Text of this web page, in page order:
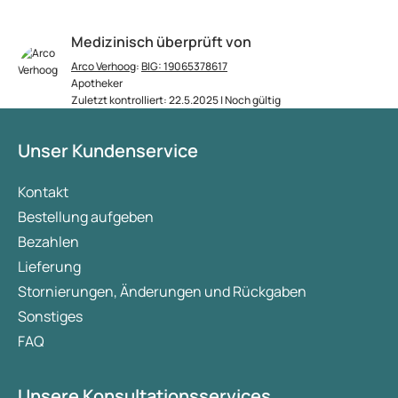
Medizinisch überprüft von
Arco Verhoog:BIG: 19065378617
Apotheker
Zuletzt kontrolliert: 22.5.2025 | Noch gültig
Unser Kundenservice
Kontakt
Bestellung aufgeben
Bezahlen
Lieferung
Stornierungen, Änderungen und Rückgaben
Sonstiges
FAQ